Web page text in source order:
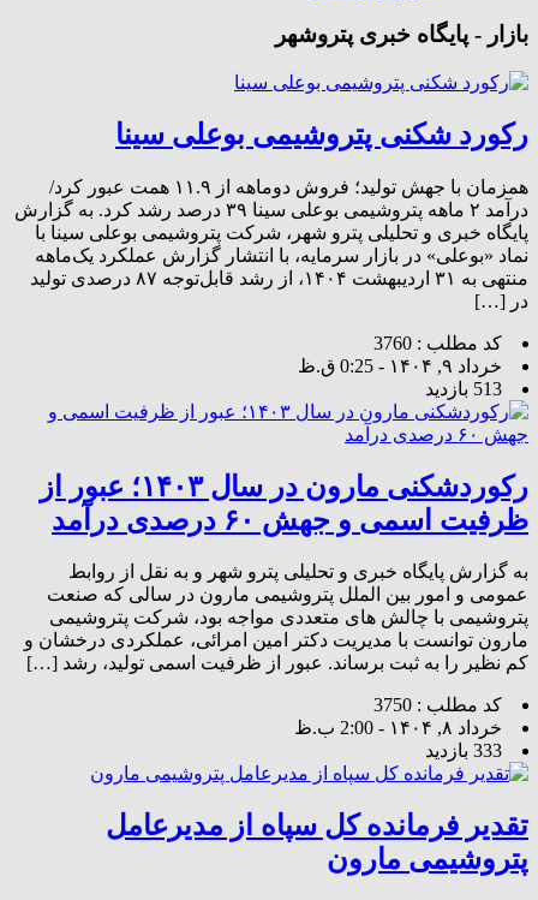
بازار - پایگاه خبری پتروشهر
رکورد شکنی پتروشیمی بوعلی سینا
همزمان با جهش تولید؛ فروش دوماهه از ۱۱.۹ همت عبور کرد/
درآمد ۲ ماهه پتروشیمی‌ بوعلی سینا ۳۹ درصد رشد کرد. به گزارش
پایگاه خبری و تحلیلی پترو شهر، شرکت پتروشیمی بوعلی سینا با
نماد «بوعلی» در بازار سرمایه، با انتشار گزارش عملکرد یک‌ماهه
منتهی به ۳۱ اردیبهشت ۱۴۰۴، از رشد قابل‌توجه ۸۷ درصدی تولید
در […]
کد مطلب : 3760
خرداد ۹, ۱۴۰۴ - 0:25 ق.ظ
513 بازدید
رکوردشکنی مارون در سال ۱۴۰۳؛ عبور از
ظرفیت اسمی و جهش ۶۰ درصدی درآمد
به گزارش پایگاه خبری و تحلیلی پترو شهر و به نقل از روابط
عمومی و امور بین الملل پتروشیمی مارون در سالی که صنعت
پتروشیمی با چالش های متعددی مواجه بود، شرکت پتروشیمی
مارون توانست با مدیریت دکتر امین امرائی، عملکردی درخشان و
کم نظیر را به ثبت برساند. عبور از ظرفیت اسمی تولید، رشد […]
کد مطلب : 3750
خرداد ۸, ۱۴۰۴ - 2:00 ب.ظ
333 بازدید
تقدیر فرمانده کل سپاه از مدیرعامل
پتروشیمی مارون